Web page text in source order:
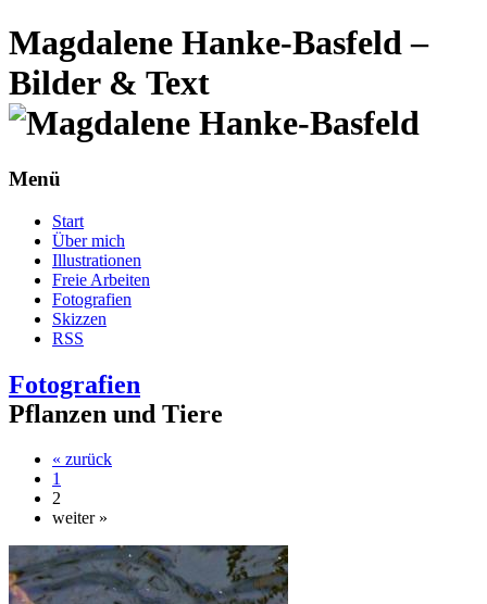
Magdalene Hanke-Basfeld –
Bilder & Text
Menü
Start
Über mich
Illustrationen
Freie Arbeiten
Fotografien
Skizzen
RSS
Fotografien
Pflanzen und Tiere
« zurück
1
2
weiter »